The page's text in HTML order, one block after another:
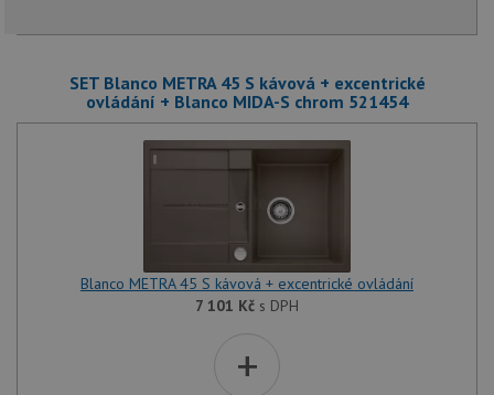
SET Blanco METRA 45 S kávová + excentrické
ovládání + Blanco MIDA-S chrom 521454
Blanco METRA 45 S kávová + excentrické ovládání
7 101 Kč s DPH
+